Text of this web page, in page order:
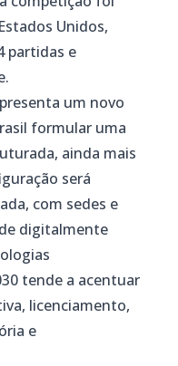
Unidos,
partidas e
um novo
formular uma
ainda mais
será
com sedes e
digitalmente
tende a acentuar
licenciamento,
e